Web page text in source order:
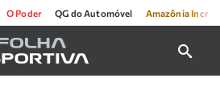
O Poder QG do Automóvel Amazônia